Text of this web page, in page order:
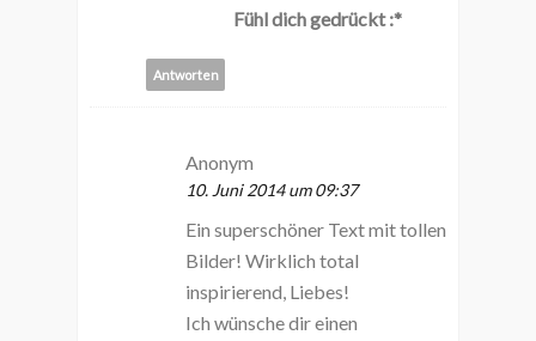
Fühl dich gedrückt :*
Antworten
Anonym
10. Juni 2014 um 09:37
Ein superschöner Text mit tollen
Bilder! Wirklich total
inspirierend, Liebes!
Ich wünsche dir einen